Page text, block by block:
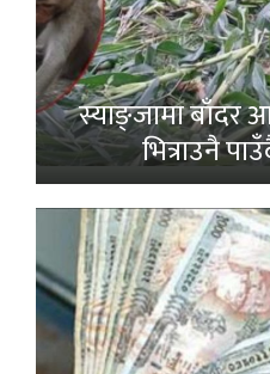
स्याङ्जामा बाँदर
भित्राउनै